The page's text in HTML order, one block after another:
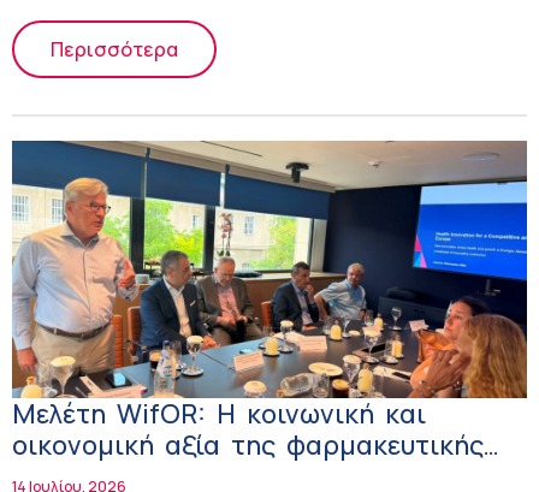
Περισσότερα
Μελέτη WifOR: Η κοινωνική και
οικονομική αξία της φαρμακευτικής
καινοτομίας
14 Ιουλίου, 2026